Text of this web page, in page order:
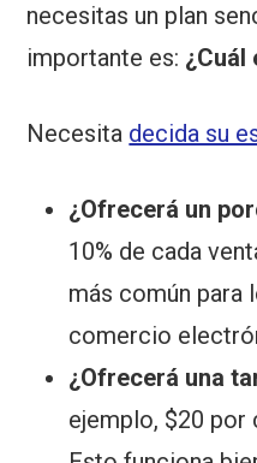
necesitas un plan
importante es: ¿Cuál
Necesita decida su
¿Ofrecerá un
10% de cada
más común para
comercio
¿Ofrecerá una
ejemplo, $20 por